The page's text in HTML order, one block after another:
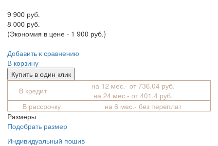
9 900 руб.
8 000 руб.
(Экономия в цене - 1 900 руб.)
Добавить к сравнению
В корзину
Купить в один клик
В кредит
на 12 мес.- от 736.04 руб.
на 24 мес.- от 401.4 руб.
В рассрочку
на 6 мес.- без переплат
Размеры
Подобрать размер
Индивидуальный пошив